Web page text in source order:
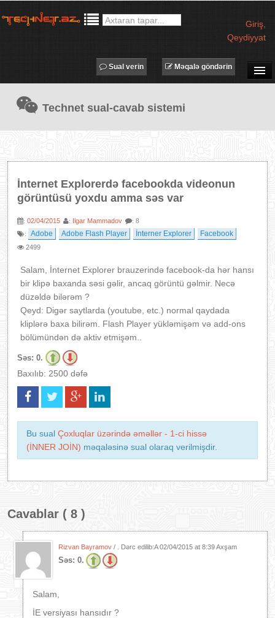
Giriş
Qeydiyyat
TECHNET TV
MƏQALƏLƏR
PROQRAMLAR
IT LÜĞƏT
Məqalə göndərin
Sual verin
Technet sual-cavab sistemi
İnternet Explorerdə facebookda videonun
görüntüsü yoxdu amma səs var
: 02/04/2015 : Ilgar Mammadov
: 8
:
Adobe Adobe Flash Player İnterner Explorer Facebook
2499
Salam, İnternet Explorer brauzerində facebook-da hər hansı
bir klipə baxanda səsi gəlir, ancaq görüntü gəlmir. Necə
düzəldə bilərəm ?
Qeyd: Digər saytlarda (youtube, etc.) normal qaydada
kliplərə baxa bilirəm. Flash Player yükləmişəm və add-ons
bölümündən də aktiv etmişəm..
Səs: 0.
Baxılıb: 2500 dəfə
Bu sual Çoxluqlar üzərində əməllər - 1-ci hissə
(İNNER JOİN) məqaləsinə sual olaraq verilmişdir.
Cavablar ( 8 )
Rizvan Bayramov / . Dərc edilib:A02/04/2015 at 8:39 Axşam
Səs: 0.
Salam,
İE versiyası hansıdır ?